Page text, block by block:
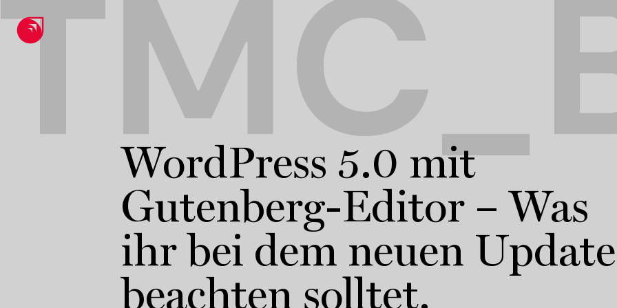
WordPress 5.0 mit
Gutenberg-Editor – Was
ihr bei dem neuen Update
beachten solltet.